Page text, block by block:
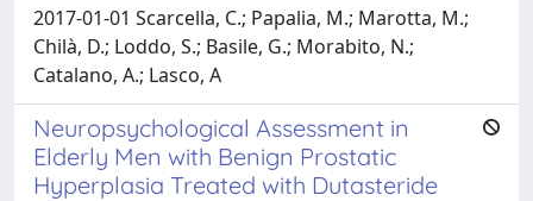
2017-01-01 Scarcella, C.; Papalia, M.; Marotta, M.;
Chilà, D.; Loddo, S.; Basile, G.; Morabito, N.;
Catalano, A.; Lasco, A
Neuropsychological Assessment in
Elderly Men with Benign Prostatic
Hyperplasia Treated with Dutasteride